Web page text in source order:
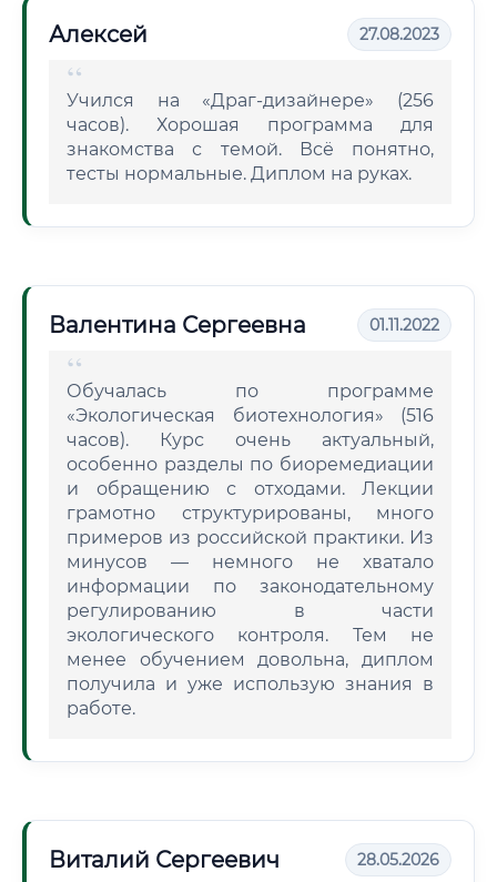
Алексей 27.08.2023
Учился на «Драг-дизайнере» (256
часов). Хорошая программа для
знакомства с темой. Всё понятно,
тесты нормальные. Диплом на руках.
Валентина Сергеевна 01.11.2022
Обучалась по программе
«Экологическая биотехнология» (516
часов). Курс очень актуальный,
особенно разделы по биоремедиации
и обращению с отходами. Лекции
грамотно структурированы, много
примеров из российской практики. Из
минусов — немного не хватало
информации по законодательному
регулированию в части
экологического контроля. Тем не
менее обучением довольна, диплом
получила и уже использую знания в
работе.
Виталий Сергеевич 28.05.2026